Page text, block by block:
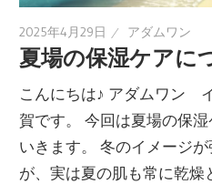
2025年4月29日 アダムワン
夏場の保湿ケアに
こんにちは♪ アダムワン
賀です。 今回は夏場の保
いきます。 冬のイメージ
が、実は夏の肌も常に乾燥